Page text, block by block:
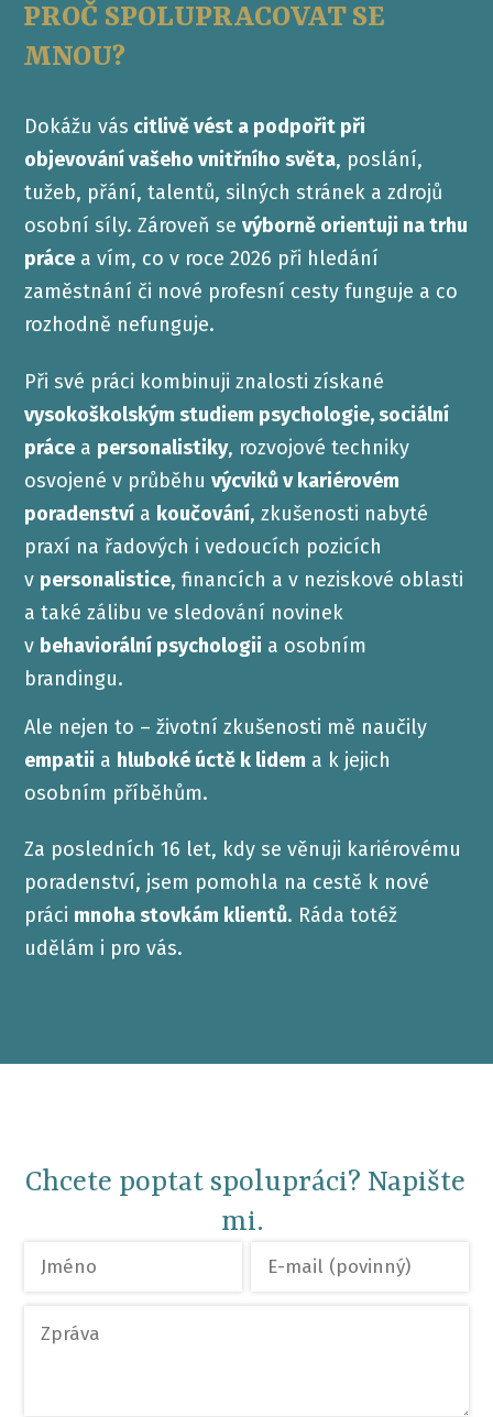
PROČ SPOLUPRACOVAT SE
MNOU?
Dokážu vás citlivě vést a podpořit při
objevování vašeho vnitřního světa, poslání,
tužeb, přání, talentů, silných stránek a zdrojů
osobní síly. Zároveň sevýborně orientuji na trhu
práce a vím, co v roce 2026 při hledání
zaměstnání či nové profesní cesty funguje a co
rozhodně nefunguje.
Při své práci kombinuji znalosti získané
vysokoškolským studiem psychologie, sociální
práce a personalistiky, rozvojové techniky
osvojené v průběhuvýcviků v kariérovém
poradenství a koučování, zkušenosti nabyté
praxí na řadových i vedoucích pozicích
v personalistice, financích a v neziskové oblasti
a také zálibu ve sledování novinek
v behaviorální psychologii a osobním
brandingu.
Ale nejen to – životní zkušenosti mě naučily
empatii a hluboké úctě k lidem a k jejich
osobním příběhům.
Za posledních 16 let, kdy se věnuji kariérovému
poradenství, jsem pomohla na cestě k nové
práci mnoha stovkám klientů. Ráda totéž
udělám i pro vás.
Chcete poptat spolupráci? Napište
mi.